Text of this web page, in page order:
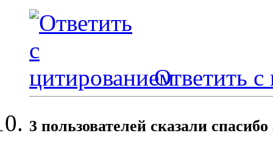
Ответить с
3 пользователей сказали